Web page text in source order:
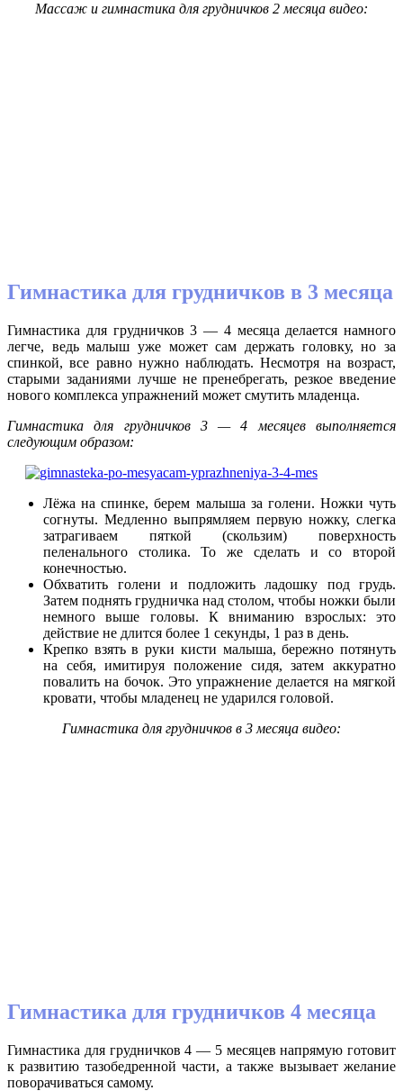
Массаж и гимнастика для грудничков 2 месяца видео:
Гимнастика для грудничков в 3 месяца
Гимнастика для грудничков 3 — 4 месяца делается намного
легче, ведь малыш уже может сам держать головку, но за
спинкой, все равно нужно наблюдать. Несмотря на возраст,
старыми заданиями лучше не пренебрегать, резкое введение
нового комплекса упражнений может смутить младенца.
Гимнастика для грудничков 3 — 4 месяцев выполняется
следующим образом:
Лёжа на спинке, берем малыша за голени. Ножки чуть
согнуты. Медленно выпрямляем первую ножку, слегка
затрагиваем пяткой (скользим) поверхность
пеленального столика. То же сделать и со второй
конечностью.
Обхватить голени и подложить ладошку под грудь.
Затем поднять грудничка над столом, чтобы ножки были
немного выше головы. К вниманию взрослых: это
действие не длится более 1 секунды, 1 раз в день.
Крепко взять в руки кисти малыша, бережно потянуть
на себя, имитируя положение сидя, затем аккуратно
повалить на бочок. Это упражнение делается на мягкой
кровати, чтобы младенец не ударился головой.
Гимнастика для грудничков в 3 месяца видео:
Гимнастика для грудничков 4 месяца
Гимнастика для грудничков 4 — 5 месяцев напрямую готовит
к развитию тазобедренной части, а также вызывает желание
поворачиваться самому.